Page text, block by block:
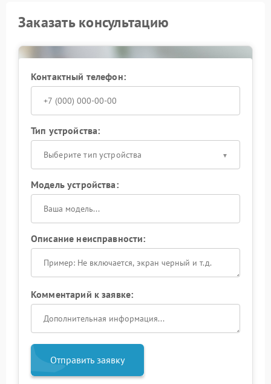
Заказать консультацию
Контактный телефон:
Тип устройства:
Выберите тип устройства
Модель устройства:
Описание неисправности:
Комментарий к заявке:
Отправить заявку